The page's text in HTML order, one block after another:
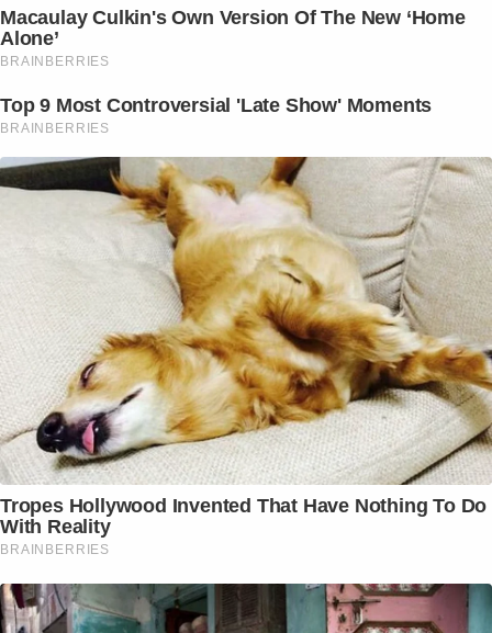
Macaulay Culkin's Own Version Of The New ‘Home
Alone’
BRAINBERRIES
Top 9 Most Controversial 'Late Show' Moments
BRAINBERRIES
Tropes Hollywood Invented That Have Nothing To Do
With Reality
BRAINBERRIES